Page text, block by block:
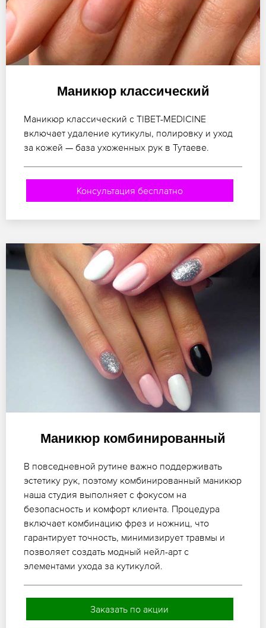
Маникюр классический
Маникюр классический с TIBET-MEDICINE
включает удаление кутикулы, полировку и уход
за кожей — база ухоженных рук в Тутаеве.
Консультация бесплатно
Маникюр комбинированный
В повседневной рутине важно поддерживать
эстетику рук, поэтому комбинированный маникюр
наша студия выполняет с фокусом на
безопасность и комфорт клиента. Процедура
включает комбинацию фрез и ножниц, что
гарантирует точность, минимизирует травмы и
позволяет создать модный нейл-арт с
элементами ухода за кутикулой.
Заказать по акции